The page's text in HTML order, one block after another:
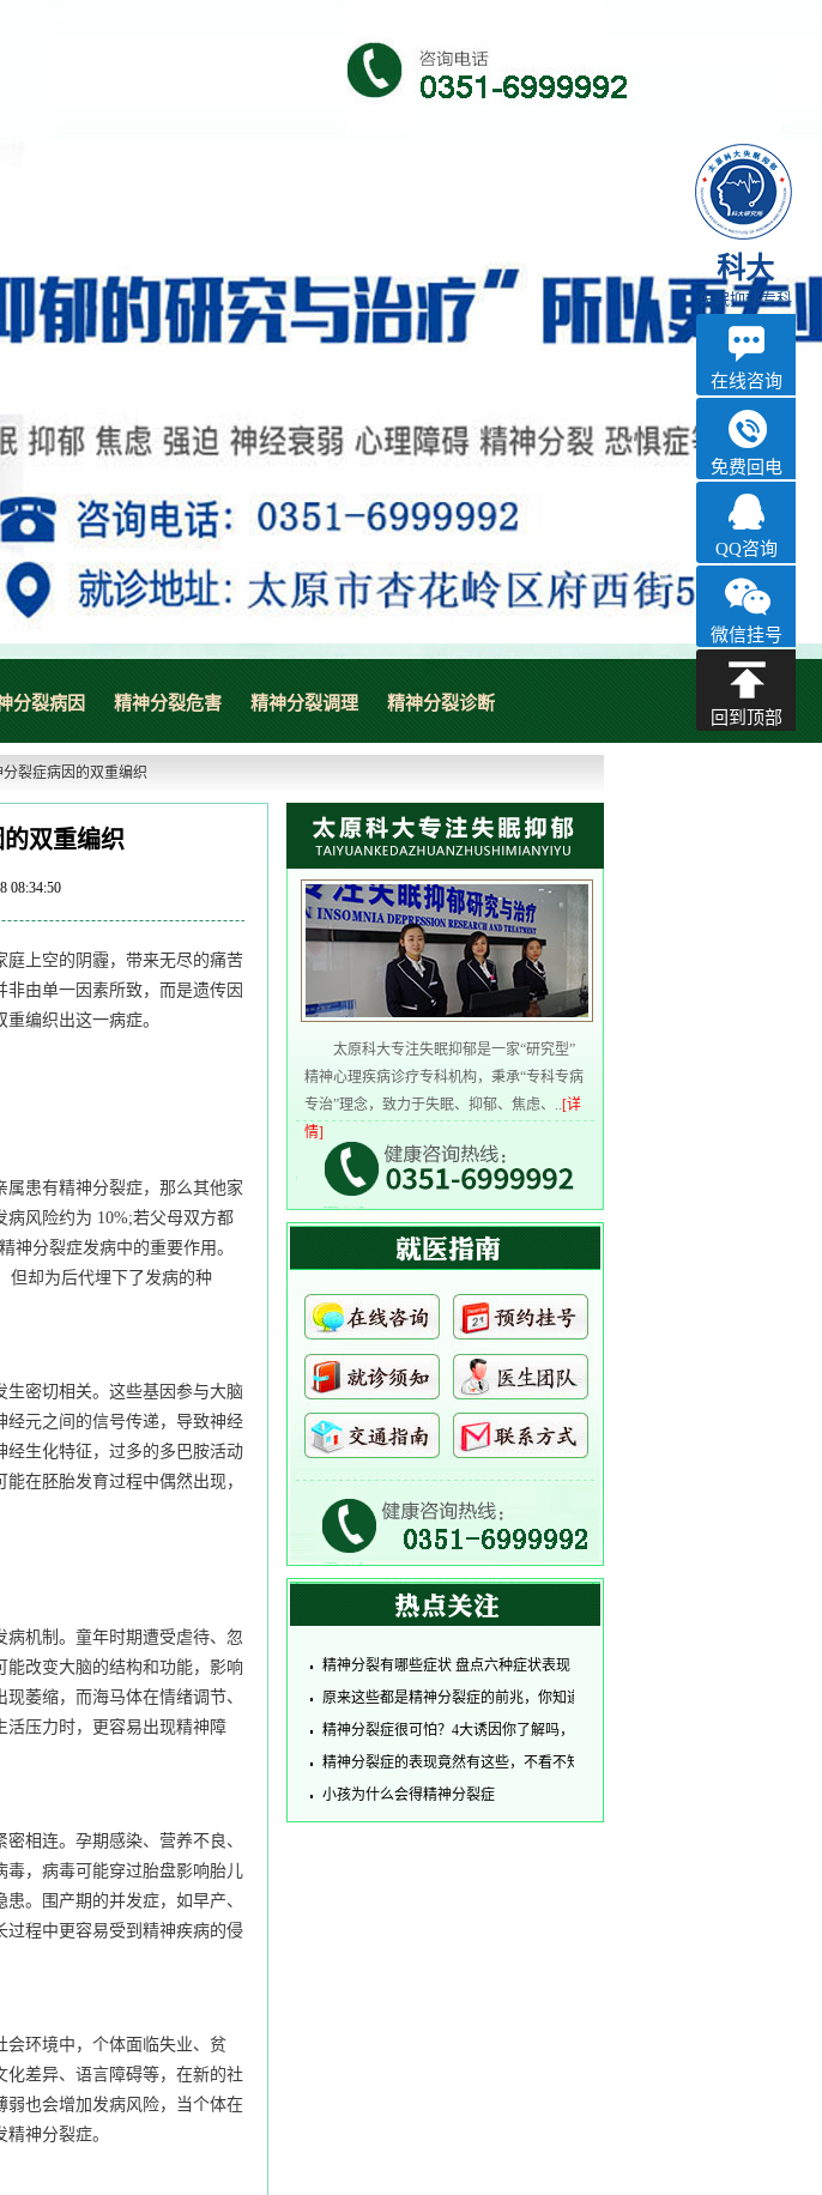
分裂病因 精神分裂危害 精神分裂调理 精神分裂诊断
裂症病因的双重编织
：0351-6999991
双重编织
上空的阴霾，带来无尽的痛苦
由单一因素所致，而是遗传因
编织出这一病症。
患有精神分裂症，那么其他家
风险约为 10%;若父母双方都
神分裂症发病中的重要作用。
但却为后代埋下了发病的种
密切相关。这些基因参与大脑
经元之间的信号传递，导致神经
经生化特征，过多的多巴胺活动
在胚胎发育过程中偶然出现，
机制。童年时期遭受虐待、忽
改变大脑的结构和功能，影响
萎缩，而海马体在情绪调节、
活压力时，更容易出现精神障
相连。孕期感染、营养不良、
毒，病毒可能穿过胎盘影响胎儿
。围产期的并发症，如早产、
过程中更容易受到精神疾病的侵
环境中，个体面临失业、贫
化差异、语言障碍等，在新的社
弱也会增加发病风险，当个体在
神分裂症。
太原科大专注失眠抑郁是一家“研究型”
精神心理疾病诊疗专科机构，秉承“专科专病
专治”理念，致力于失眠、抑郁、焦虑、..[详
情]
精神分裂有哪些症状 盘点六种症状表现
原来这些都是精神分裂症的前兆，你知道吗
精神分裂症很可怕？4大诱因你了解吗，早知道早预防！
精神分裂症的表现竟然有这些，不看不知道哦
小孩为什么会得精神分裂症
科大
失眠抑郁专科
在线咨询
免费回电
QQ咨询
微信挂号
回到顶部